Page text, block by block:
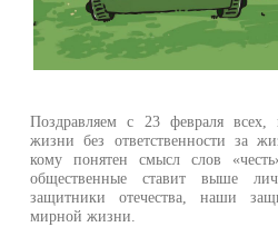
Поздравляем с 23 февраля всех,
жизни без ответственности за
кому понятен смысл слов
общественные ставит выше
защитники отечества, наши
мирной жизни.